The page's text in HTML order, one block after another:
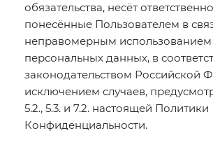
обязательства, несёт
понесённые Пользователем в
неправомерным использованием
персональных данных, в
законодательством Российской
исключением случаев,
5.2., 5.3. и 7.2. настоящей Политики
Конфиденциальности.